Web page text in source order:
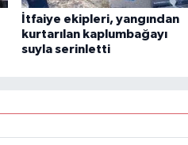
İtfaiye ekipleri, yangından
kurtarılan kaplumbağayı
suyla serinletti